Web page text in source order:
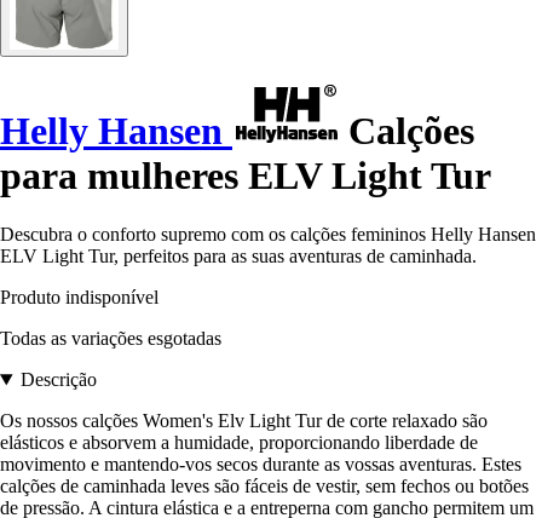
Helly Hansen
Calções
para mulheres ELV Light Tur
Descubra o conforto supremo com os calções femininos Helly Hansen
ELV Light Tur, perfeitos para as suas aventuras de caminhada.
Produto indisponível
Todas as variações esgotadas
Descrição
Os nossos calções Women's Elv Light Tur de corte relaxado são
elásticos e absorvem a humidade, proporcionando liberdade de
movimento e mantendo-vos secos durante as vossas aventuras. Estes
calções de caminhada leves são fáceis de vestir, sem fechos ou botões
de pressão. A cintura elástica e a entreperna com gancho permitem um